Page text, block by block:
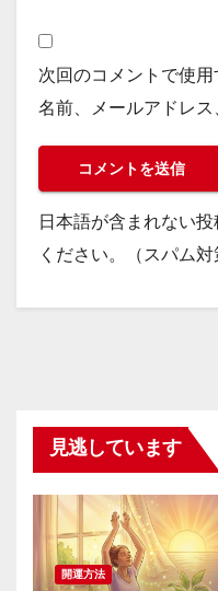
次回のコメントで使
名前、メールアドレス
日本語が含まれない
ください。（スパム対
見逃しています
開運方法